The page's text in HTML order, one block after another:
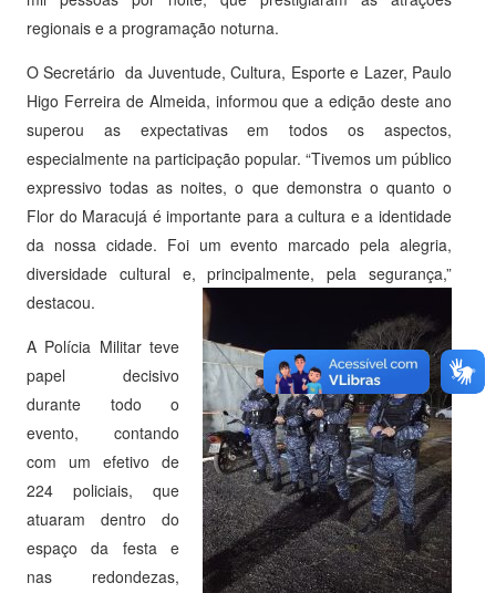
regionais e a programação noturna.
O Secretário da Juventude, Cultura, Esporte e Lazer, Paulo
Higo Ferreira de Almeida, informou que a edição deste ano
superou as expectativas em todos os aspectos,
especialmente na participação popular. “Tivemos um público
expressivo todas as noites, o que demonstra o quanto o
Flor do Maracujá é importante para a cultura e a identidade
da nossa cidade. Foi um evento marcado pela alegria,
diversidade cultural e, principalmente, pela segurança,”
destacou.
A Polícia Militar teve
papel decisivo
durante todo o
evento, contando
com um efetivo de
224 policiais, que
atuaram dentro do
espaço da festa e
nas redondezas,